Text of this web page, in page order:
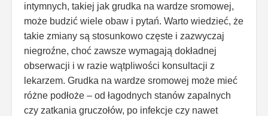
intymnych, takiej jak grudka na wardze sromowej,
może budzić wiele obaw i pytań. Warto wiedzieć, że
takie zmiany są stosunkowo częste i zazwyczaj
niegroźne, choć zawsze wymagają dokładnej
obserwacji i w razie wątpliwości konsultacji z
lekarzem. Grudka na wardze sromowej może mieć
różne podłoże – od łagodnych stanów zapalnych
czy zatkania gruczołów, po infekcje czy nawet